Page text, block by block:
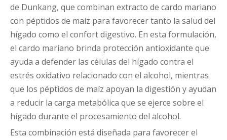
de Dunkang, que combinan extracto de cardo mariano
con péptidos de maíz para favorecer tanto la salud del
hígado como el confort digestivo. En esta formulación,
el cardo mariano brinda protección antioxidante que
ayuda a defender las células del hígado contra el
estrés oxidativo relacionado con el alcohol, mientras
que los péptidos de maíz apoyan la digestión y ayudan
a reducir la carga metabólica que se ejerce sobre el
hígado durante el procesamiento del alcohol.
Esta combinación está diseñada para favorecer el